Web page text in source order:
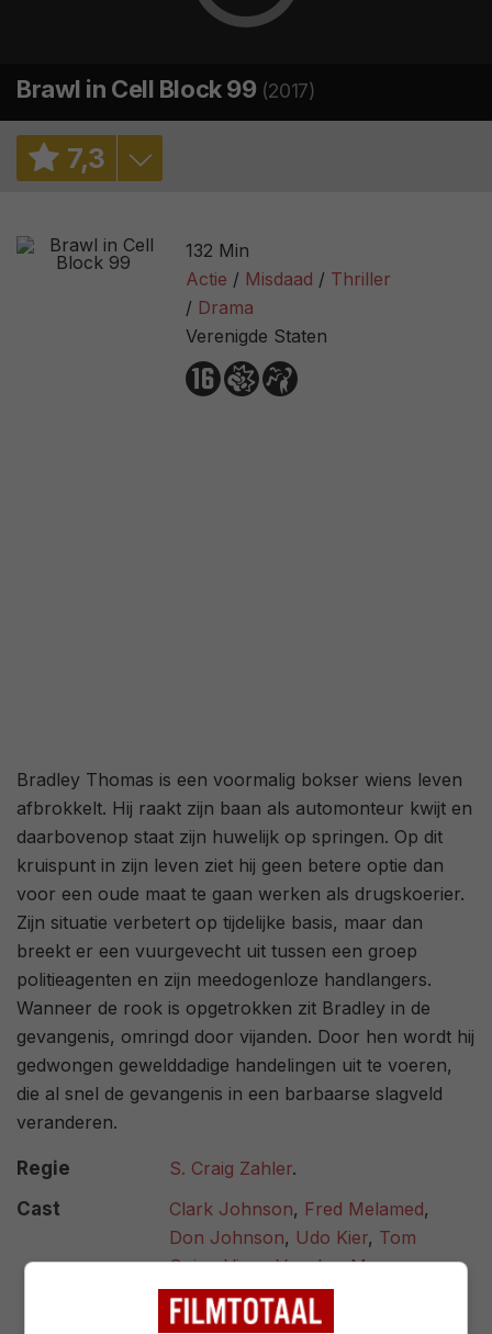
Brawl in Cell Block 99 (2017)
7,3
7,1/ 83687
90% / 99
3,3 / 720
132 Min
Actie
Misdaad
Thriller
Drama
Verenigde Staten
Bradley Thomas is een voormalig bokser wiens leven
afbrokkelt. Hij raakt zijn baan als automonteur kwijt en
daarbovenop staat zijn huwelijk op springen. Op dit
kruispunt in zijn leven ziet hij geen betere optie dan
voor een oude maat te gaan werken als drugskoerier.
Zijn situatie verbetert op tijdelijke basis, maar dan
breekt er een vuurgevecht uit tussen een groep
politieagenten en zijn meedogenloze handlangers.
Wanneer de rook is opgetrokken zit Bradley in de
gevangenis, omringd door vijanden. Door hen wordt hij
gedwongen gewelddadige handelingen uit te voeren,
die al snel de gevangenis in een barbaarse slagveld
veranderen.
Regie S. Craig Zahler.
Cast
Clark Johnson, Fred Melamed,
Don Johnson, Udo Kier, Tom
Guiry,Vince Vaughn,Marc
Blucas,Jennifer Carpenter
Mustafa Shakir,Pooja Kumar